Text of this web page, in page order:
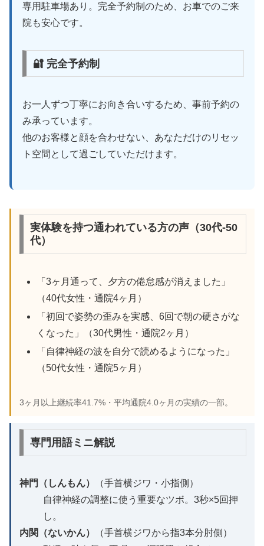
専用駐車場あり。完全予約制のため、お車でのご来
院も安心です。
🔐 完全予約制
お一人ずつ丁寧にお向き合いするため、事前予約の
み承っています。
他のお客様と顔を合わせない、あなただけのリセッ
ト空間として過ごしていただけます。
実体験を持つ通われている方の声（30代-50
代）
「3ヶ月通って、夕方の倦怠感が消えました」
（40代女性・通院4ヶ月）
「初回で姿勢の歪みを実感、6回で朝の硬さがな
くなった」（30代男性・通院2ヶ月）
「自律神経の波を自分で読めるようになった」
（50代女性・通院5ヶ月）
3ヶ月以上継続率41.7%・平均通院4.0ヶ月の実績の一部。
専門用語ミニ解説
神門（しんもん）
（手首横ジワ・小指側）
自律神経の調整に使う重要なツボ。3秒×5回押
し。
内関（ないかん）
（手首横ジワから指3本分肘側）